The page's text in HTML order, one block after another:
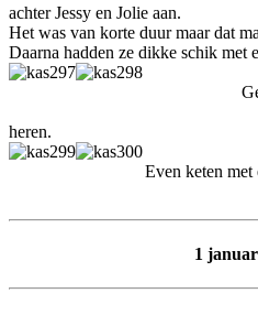
achter Jessy en Jolie aan.
Het was van korte duur maar dat
Daarna hadden ze dikke schik met
Zo netjes
heren.
Even keten
En een
1